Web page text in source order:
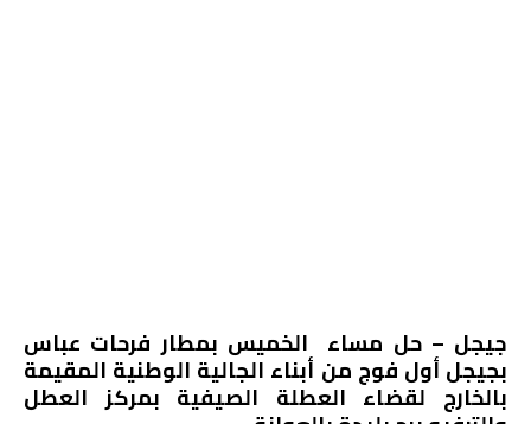
جيجل – حل مساء الخميس بمطار فرحات عباس
بجيجل أول فوج من أبناء الجالية الوطنية المقيمة
بالخارج لقضاء العطلة الصيفية بمركز العطل